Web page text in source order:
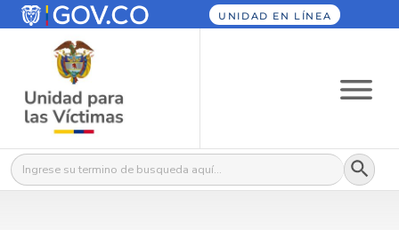
UNIDAD EN LÍNEA
Buscar: Botón